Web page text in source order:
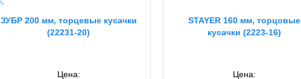
ЗУБР 200 мм, торцевые кусачки
(22231-20)
Цена:
STAYER 160 мм, торцовые
кусачки (2223-16)
Цена: